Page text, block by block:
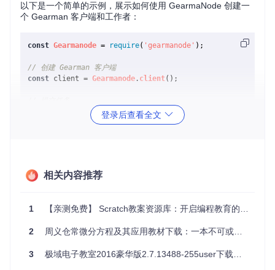
以下是一个简单的示例，展示如何使用 GearmaNode 创建一
个 Gearman 客户端和工作者：
const Gearmanode = require( 'gearmanode' );
// 创建 Gearman 客户端
const client = Gearmanode . client();
submitJob 'reverse', 'Hello, World!'
log('Result:', job.payload
const worker = Gearmanode
worker.addFunction('reverse', (job ) => {
    job.
sendWorkComplete(reversed);
登录后查看全文
相关内容推荐
1 【亲测免费】 Scratch教案资源库：开启编程教育的新篇章
2 周义仓常微分方程及其应用教材下载：一本不可或缺的学术伴侣
3 极域电子教室2016豪华版2.7.13488-255user下载介绍：专为教育和培训机构定制的课堂管理系统